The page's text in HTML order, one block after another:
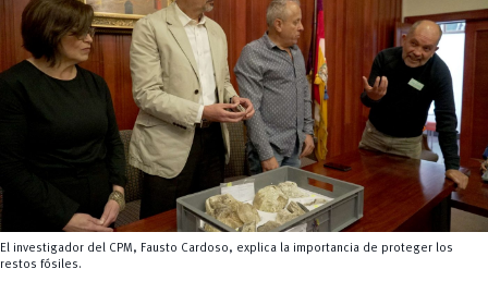
y Agropecuarias
MOVERU
Posgrados
Radio Universitaria
Salud
Sostenibilidad
Vinculación
El investigador del CPM, Fausto Cardoso, explica la importancia de proteger los
restos fósiles.